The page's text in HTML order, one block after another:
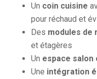
Un coin cuisine
pour réchaud et
Des modules de
et étagères
Un espace salon
Une intégration